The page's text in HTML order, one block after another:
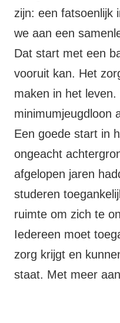
zijn: een fatsoenlijk
we aan een
Dat start met een
vooruit kan. Het
maken in het
minimumjeugdloon
Een goede start in
ongeacht
afgelopen jaren
studeren
ruimte om zich te
Iedereen moet
zorg krijgt en
staat. Met meer